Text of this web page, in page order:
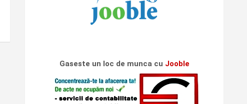
Gaseste un loc de munca cu Jooble